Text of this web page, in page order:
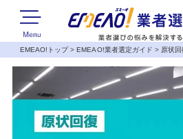
EMEAO!トップ>EMEAO!業者選定ガイド > 原状回